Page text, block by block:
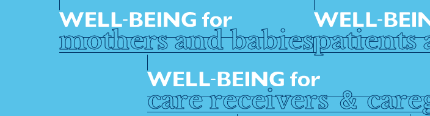
mothers and babiespatients
care receivers ＆